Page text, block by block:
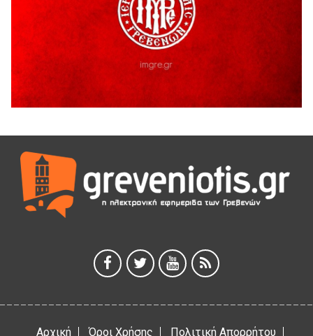
5 Αυγούστου 2026
Ευχαριστήριο Εκπολιτιστικού Συλλόγου Ταξιάρχη προς κ.
Παρασχάκη Αθανάσιο
5 Αυγούστου 2026
Διακοπή υδροδότησης του Α΄ κλάδου ύδρευσης
5 Αυγούστου 2026
Θερινό Σινεμά στο πλαίσιο του «Πολιτιστικού
Καλοκαιριού 2026» με την βραβευμένη ταινία «Μικρές
Ανάσες».
5 Αυγούστου 2026
5 Αυγούστου 2026
Αρχική Όροι Χρήσης Πολιτική Απορρήτου